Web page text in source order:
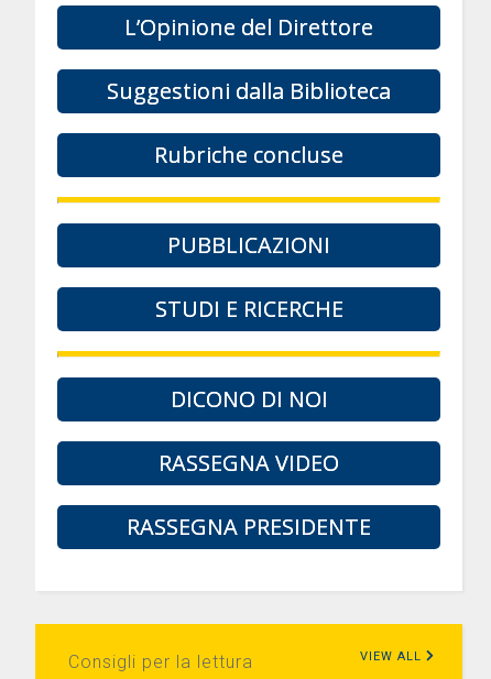
L’Opinione del Direttore
Suggestioni dalla Biblioteca
Rubriche concluse
PUBBLICAZIONI
STUDI E RICERCHE
DICONO DI NOI
RASSEGNA VIDEO
RASSEGNA PRESIDENTE
Consigli per la lettura VIEW ALL